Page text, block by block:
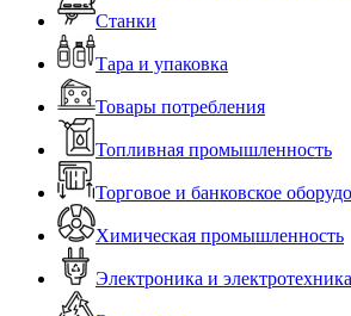
Станки
Тара и упаковка
Товары потребления
Топливная промышленность
Торговое и банковское
Химическая промышленность
Электроника и электротехника